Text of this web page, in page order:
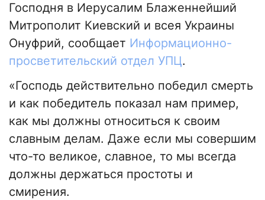
Господня в Иерусалим Блаженнейший
Митрополит Киевский и всея Украины
Онуфрий, сообщает Информационно-
просветительский отдел УПЦ.
«Господь действительно победил смерть
и как победитель показал нам пример,
как мы должны относиться к своим
славным делам. Даже если мы совершим
что-то великое, славное, то мы всегда
должны держаться простоты и
смирения.